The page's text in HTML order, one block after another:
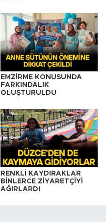
EMZİRME KONUSUNDA
FARKINDALIK
OLUŞTURULDU
RENKLİ KAYDIRAKLAR
BİNLERCE ZİYARETÇİYİ
AĞIRLARDI